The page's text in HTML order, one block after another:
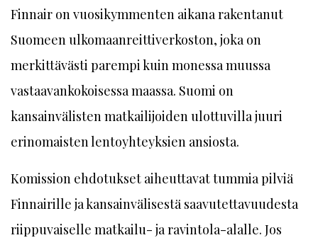
Finnair on vuosikymmenten aikana rakentanut
Suomeen ulkomaanreittiverkoston, joka on
merkittävästi parempi kuin monessa muussa
vastaavankokoisessa maassa. Suomi on
kansainvälisten matkailijoiden ulottuvilla juuri
erinomaisten lentoyh­teyk­sien ansiosta.
Komission ehdotukset aiheuttavat tummia pilviä
Finnairille ja kansainvälisestä saavutettavuudesta
riippuvaiselle matkailu- ja ravintola-alalle. Jos